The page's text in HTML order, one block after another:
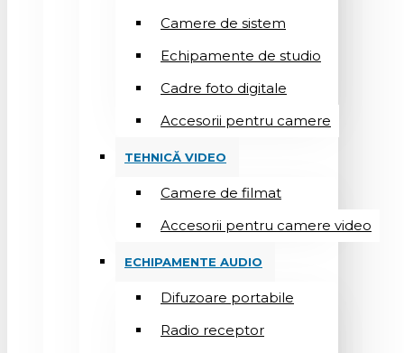
Camere de sistem
Echipamente de studio
Cadre foto digitale
Accesorii pentru camere
TEHNICĂ VIDEO
Camere de filmat
Accesorii pentru camere video
ECHIPAMENTE AUDIO
Difuzoare portabile
Radio receptor